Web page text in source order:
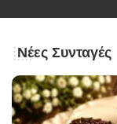
Νέες Συνταγές